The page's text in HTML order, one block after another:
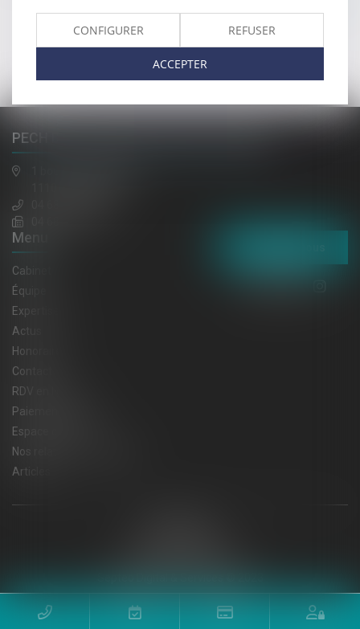
<< < 1 2 3 4 > >>
PECH DE LACLAUSE, JAULIN, EL HAZMI
Menu
Cabinet
Équipe
Expertises
Actus
Honoraires
Contact
RDV en ligne
Paiement en ligne
Espace client
Nos relations privilégiées
Articles
CONFIGURER REFUSER
ACCEPTER